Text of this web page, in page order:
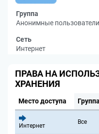
Группа
Анонимные пользователи
Сеть
Интернет
ПРАВА НА
ХРАНЕНИЯ
Место доступа
Интернет
Все